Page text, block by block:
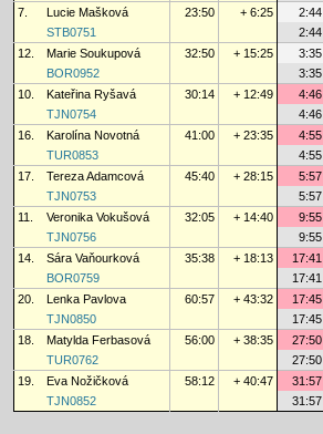
7.
Lucie Mašková 23:50 + 6:25 2:44
STB0751
2:44
12.
Marie Soukupová 32:50 + 15:25 3:35
BOR0952
3:35
10.
Kateřina Ryšavá 30:14 + 12:49 4:46
TJN0754
4:46
16.
Karolína Novotná 41:00 + 23:35 4:55
TUR0853
4:55
17.
Tereza Adamcová 45:40 + 28:15 5:57
TJN0753
5:57
11.
Veronika Vokušová 32:05 + 14:40 9:55
TJN0756
9:55
14.
Sára Vaňourková 35:38 + 18:13 17:41
BOR0759
17:41
20.
Lenka Pavlova 60:57 + 43:32 17:45
TJN0850
17:45
18.
Matylda Ferbasová 56:00 + 38:35 27:50
TUR0762
27:50
19.
Eva Nožičková 58:12 + 40:47 31:57
TJN0852
31:57